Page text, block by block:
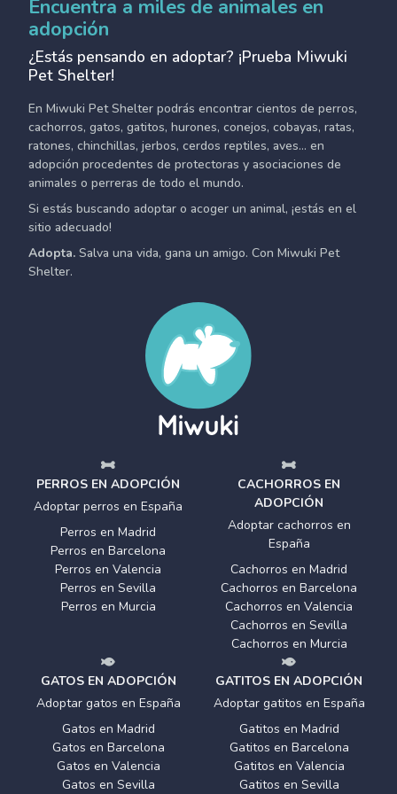
Encuentra a miles de animales en
adopción
¿Estás pensando en adoptar? ¡Prueba Miwuki
Pet Shelter!
En Miwuki Pet Shelter podrás encontrar cientos de perros,
cachorros, gatos, gatitos, hurones, conejos, cobayas, ratas,
ratones, chinchillas, jerbos, cerdos reptiles, aves... en
adopción procedentes de protectoras y asociaciones de
animales o perreras de todo el mundo.
Si estás buscando adoptar o acoger un animal, ¡estás en el
sitio adecuado!
Adopta. Salva una vida, gana un amigo. Con Miwuki Pet
Shelter.
PERROS EN ADOPCIÓN
Adoptar perros en España
Perros en Madrid
Perros en Barcelona
Perros en Valencia
Perros en Sevilla
Perros en Murcia
CACHORROS EN
ADOPCIÓN
Adoptar cachorros en
España
Cachorros en Madrid
Cachorros en Barcelona
Cachorros en Valencia
Cachorros en Sevilla
Cachorros en Murcia
GATOS EN ADOPCIÓN
Adoptar gatos en España
Gatos en Madrid
Gatos en Barcelona
Gatos en Valencia
Gatos en Sevilla
GATITOS EN ADOPCIÓN
Adoptar gatitos en España
Gatitos en Madrid
Gatitos en Barcelona
Gatitos en Valencia
Gatitos en Sevilla